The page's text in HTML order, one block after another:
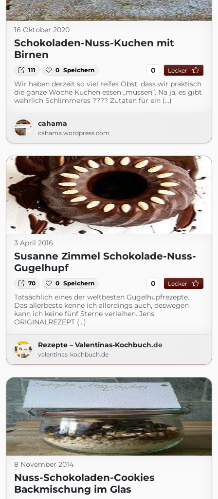
16 Oktober 2020
Schokoladen-Nuss-Kuchen mit
Birnen
111 0 Speichern 0 Lecker
Wir haben derzeit so viel reifes Obst, dass wir praktisch
die ganze Woche Kuchen essen „müssen“. Na ja, es gibt
wahrlich Schlimmeres ???? Zutaten für ein (...)
cahama
cahama.wordpress.com
3 April 2016
Susanne Zimmel Schokolade-Nuss-
Gugelhupf
70 0 Speichern 0 Lecker
Tatsächlich eines der weltbesten Gugelhupfrezepte.
Das allerbeste kenne ich allerdings auch, deswegen
kann ich keine fünf Sterne verleihen. Jens
ORIGINALREZEPT (...)
Rezepte – Valentinas-Kochbuch.de
valentinas-kochbuch.de
8 November 2014
Nuss-Schokoladen-Cookies
Backmischung im Glas